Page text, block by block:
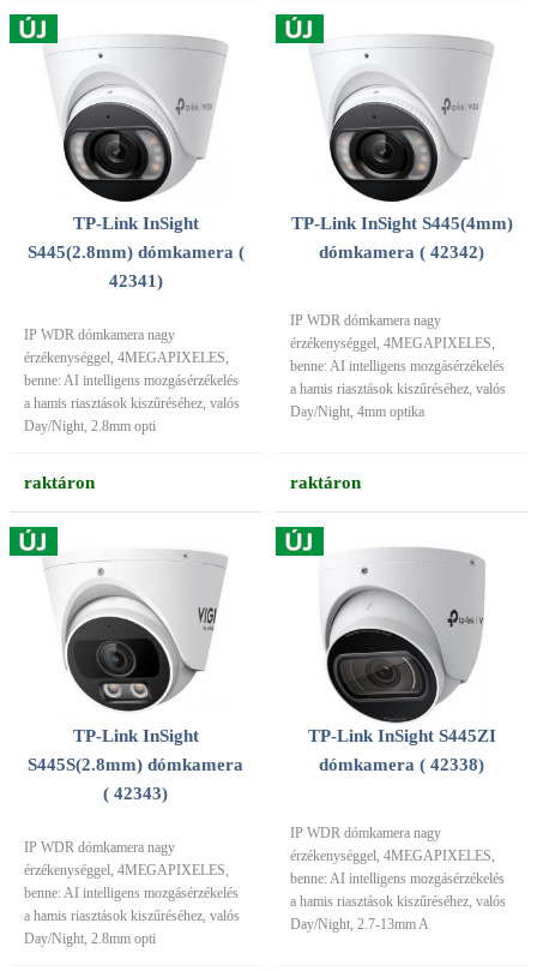
TP-Link InSight
S445(2.8mm) dómkamera (
42341)
IP WDR dómkamera nagy
érzékenységgel, 4MEGAPIXELES,
benne: AI intelligens mozgásérzékelés
a hamis riasztások kiszűréséhez, valós
Day/Night, 2.8mm opti
raktáron
TP-Link InSight S445(4mm)
dómkamera ( 42342)
IP WDR dómkamera nagy
érzékenységgel, 4MEGAPIXELES,
benne: AI intelligens mozgásérzékelés
a hamis riasztások kiszűréséhez, valós
Day/Night, 4mm optika
raktáron
TP-Link InSight
S445S(2.8mm) dómkamera
( 42343)
IP WDR dómkamera nagy
érzékenységgel, 4MEGAPIXELES,
benne: AI intelligens mozgásérzékelés
a hamis riasztások kiszűréséhez, valós
Day/Night, 2.8mm opti
TP-Link InSight S445ZI
dómkamera ( 42338)
IP WDR dómkamera nagy
érzékenységgel, 4MEGAPIXELES,
benne: AI intelligens mozgásérzékelés
a hamis riasztások kiszűréséhez, valós
Day/Night, 2.7-13mm A